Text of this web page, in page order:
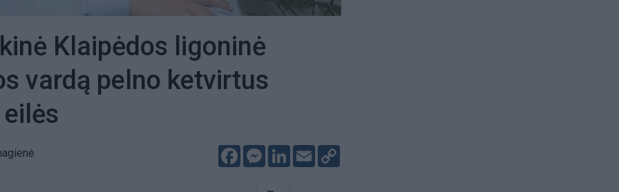
Klaipėdos ligoninė
vardą pelno ketvirtus
FacebookMessenger
LinkedIn
Email